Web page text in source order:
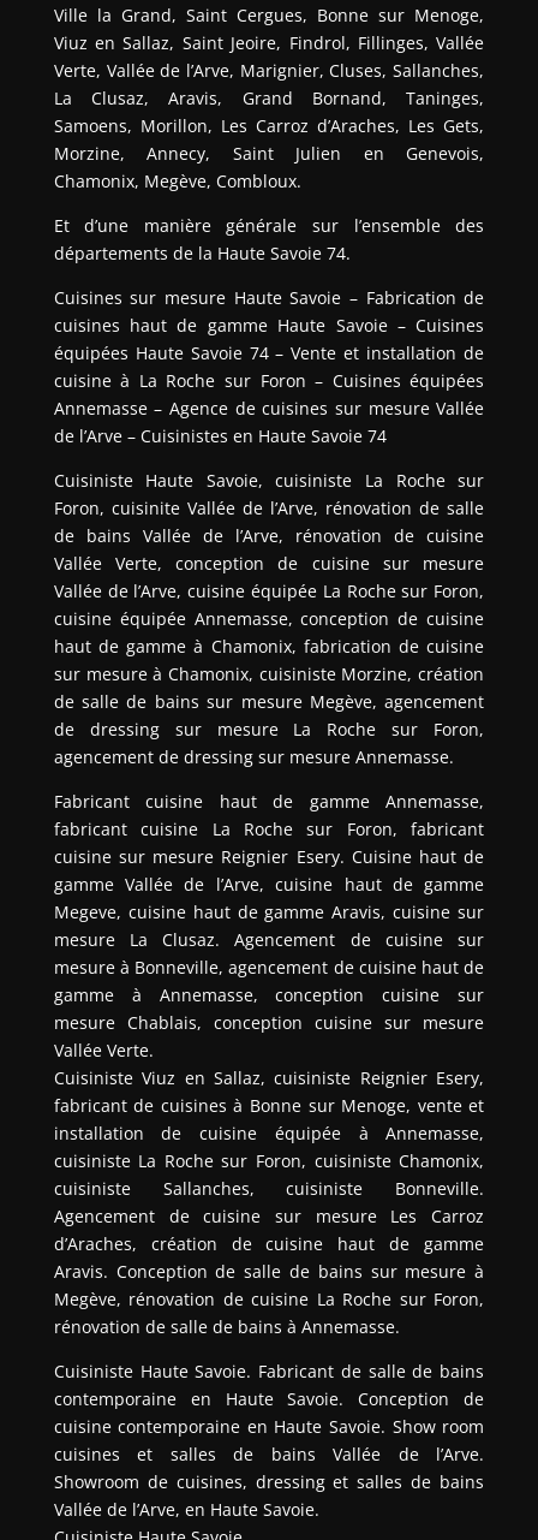
Ville la Grand, Saint Cergues, Bonne sur Menoge,
Viuz en Sallaz, Saint Jeoire, Findrol, Fillinges, Vallée
Verte, Vallée de l’Arve, Marignier, Cluses, Sallanches,
La Clusaz, Aravis, Grand Bornand, Taninges,
Samoens, Morillon, Les Carroz d’Araches, Les Gets,
Morzine, Annecy, Saint Julien en Genevois,
Chamonix, Megève, Combloux.
Et d’une manière générale sur l’ensemble des
départements de la Haute Savoie 74.
Cuisines sur mesure Haute Savoie – Fabrication de
cuisines haut de gamme Haute Savoie – Cuisines
équipées Haute Savoie 74 – Vente et installation de
cuisine à La Roche sur Foron – Cuisines équipées
Annemasse – Agence de cuisines sur mesure Vallée
de l’Arve – Cuisinistes en Haute Savoie 74
Cuisiniste Haute Savoie, cuisiniste La Roche sur
Foron, cuisinite Vallée de l’Arve, rénovation de salle
de bains Vallée de l’Arve, rénovation de cuisine
Vallée Verte, conception de cuisine sur mesure
Vallée de l’Arve, cuisine équipée La Roche sur Foron,
cuisine équipée Annemasse, conception de cuisine
haut de gamme à Chamonix, fabrication de cuisine
sur mesure à Chamonix, cuisiniste Morzine, création
de salle de bains sur mesure Megève, agencement
de dressing sur mesure La Roche sur Foron,
agencement de dressing sur mesure Annemasse.
Fabricant cuisine haut de gamme Annemasse,
fabricant cuisine La Roche sur Foron, fabricant
cuisine sur mesure Reignier Esery. Cuisine haut de
gamme Vallée de l’Arve, cuisine haut de gamme
Megeve, cuisine haut de gamme Aravis, cuisine sur
mesure La Clusaz. Agencement de cuisine sur
mesure à Bonneville, agencement de cuisine haut de
gamme à Annemasse, conception cuisine sur
mesure Chablais, conception cuisine sur mesure
Vallée Verte.
Cuisiniste Viuz en Sallaz, cuisiniste Reignier Esery,
fabricant de cuisines à Bonne sur Menoge, vente et
installation de cuisine équipée à Annemasse,
cuisiniste La Roche sur Foron, cuisiniste Chamonix,
cuisiniste Sallanches, cuisiniste Bonneville.
Agencement de cuisine sur mesure Les Carroz
d’Araches, création de cuisine haut de gamme
Aravis. Conception de salle de bains sur mesure à
Megève, rénovation de cuisine La Roche sur Foron,
rénovation de salle de bains à Annemasse.
Cuisiniste Haute Savoie. Fabricant de salle de bains
contemporaine en Haute Savoie. Conception de
cuisine contemporaine en Haute Savoie. Show room
cuisines et salles de bains Vallée de l’Arve.
Showroom de cuisines, dressing et salles de bains
Vallée de l’Arve, en Haute Savoie.